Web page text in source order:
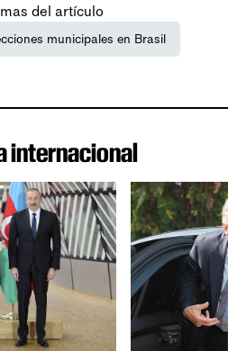
del artículo
municipales en Brasil
internacional